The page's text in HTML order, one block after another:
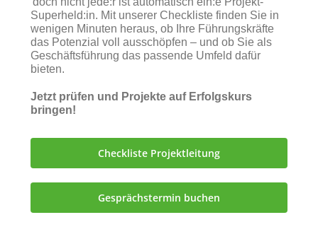
Superheld:in. Mit unserer Checkliste finden Sie in
wenigen Minuten heraus, ob Ihre Führungskräfte
das Potenzial voll ausschöpfen – und ob Sie als
Geschäftsführung das passende Umfeld dafür
bieten.
Jetzt prüfen und Projekte auf Erfolgskurs
bringen!
Checkliste Projektleitung
Gesprächstermin buchen